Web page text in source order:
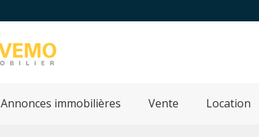
Annonces immobilières Vente Location